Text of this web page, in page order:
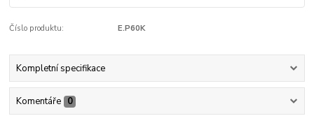
Číslo produktu: E.P60K
Kompletní specifikace
Komentáře 0